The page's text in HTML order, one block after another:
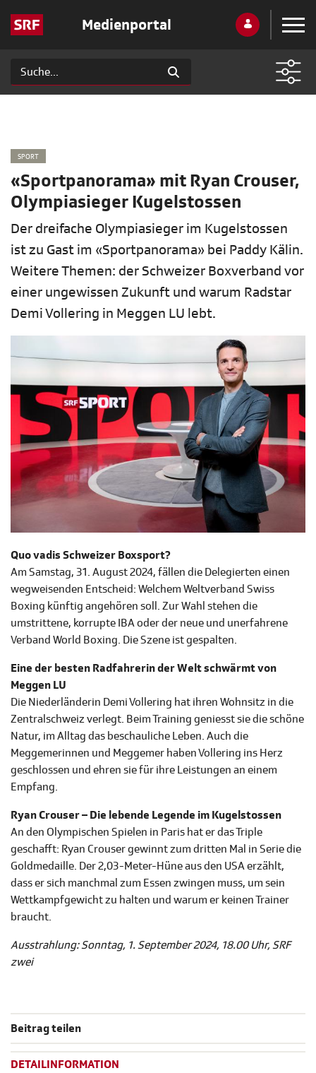
Medienportal
SPORT
«Sportpanorama» mit Ryan Crouser,
Olympiasieger Kugelstossen
Der dreifache Olympiasieger im Kugelstossen
ist zu Gast im «Sportpanorama» bei Paddy Kälin.
Weitere Themen: der Schweizer Boxverband vor
einer ungewissen Zukunft und warum Radstar
Demi Vollering in Meggen LU lebt.
Quo vadis Schweizer Boxsport?
Am Samstag, 31. August 2024, fällen die Delegierten einen
wegweisenden Entscheid: Welchem Weltverband Swiss
Boxing künftig angehören soll. Zur Wahl stehen die
umstrittene, korrupte IBA oder der neue und unerfahrene
Verband World Boxing. Die Szene ist gespalten.
Eine der besten Radfahrerin der Welt schwärmt von
Meggen LU
Die Niederländerin Demi Vollering hat ihren Wohnsitz in die
Zentralschweiz verlegt. Beim Training geniesst sie die schöne
Natur, im Alltag das beschauliche Leben. Auch die
Meggemerinnen und Meggemer haben Vollering ins Herz
geschlossen und ehren sie für ihre Leistungen an einem
Empfang.
Ryan Crouser – Die lebende Legende im Kugelstossen
An den Olympischen Spielen in Paris hat er das Triple
geschafft: Ryan Crouser gewinnt zum dritten Mal in Serie die
Goldmedaille. Der 2,03-Meter-Hüne aus den USA erzählt,
dass er sich manchmal zum Essen zwingen muss, um sein
Wettkampfgewicht zu halten und warum er keinen Trainer
braucht.
Ausstrahlung: Sonntag, 1. September 2024, 18.00 Uhr, SRF
zwei
Beitrag teilen
DETAILINFORMATION